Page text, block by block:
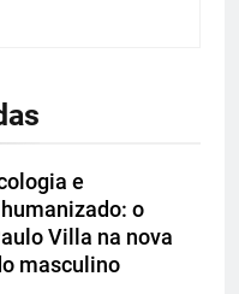
e
o
Villa na nova
masculino